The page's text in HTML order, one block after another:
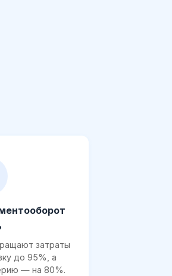
затраты
до 95%, а
— на 80%.